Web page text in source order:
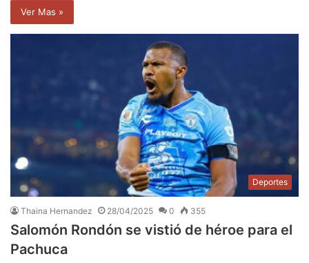
Ver Mas »
Deportes
Thaina Hernandez 28/04/2025 0 355
Salomón Rondón se vistió de héroe para el
Pachuca